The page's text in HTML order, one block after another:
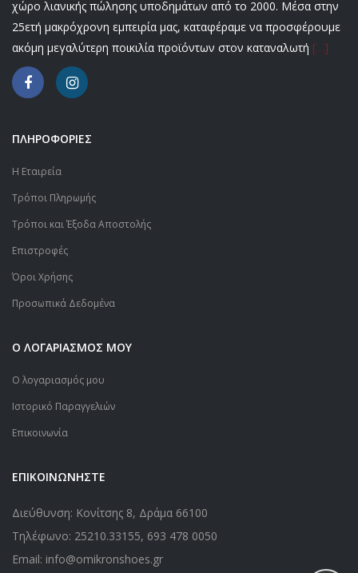
χώρο λιανικής πώλησης υποδημάτων από το 2000. Μέσα στην
25ετή μακρόχρονη εμπειρία μας, καταφέραμε να προσφέρουμε
ακόμη μεγαλύτερη ποικιλία προϊόντων στον καταναλωτή […]
ΠΛΗΡΟΦΟΡΙΕΣ
Η Εταιρεία
Τρόποι Πληρωμής
Τρόποι και Έξοδα Αποστολής
Επιστροφές
Όροι Χρήσης
Προσωπικά Δεδομένα
Ο ΛΟΓΑΡΙΑΣΜΟΣ ΜΟΥ
Ο λογαριασμός μου
Ιστορικό Παραγγελιών
Επικοινωνία
ΕΠΙΚΟΙΝΩΝΗΣΤΕ
Διεύθυνση: Κονίτσης 8, Δράμα 66100
Τηλέφωνο: 25210.33155, 693 478 0050
Email: info@omikronshoes.gr